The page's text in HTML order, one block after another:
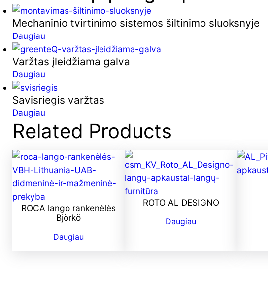
Mechaninio tvirtinimo sistemos šiltinimo sluoksnyje
Daugiau
Varžtas įleidžiama galva
Daugiau
Savisriegis varžtas
Daugiau
Related Products
ROCA lango rankenėlės
Björkö
Daugiau
ROTO AL DESIGNO
Daugiau